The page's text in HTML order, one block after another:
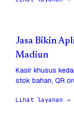
Jasa Bikin
Madiun
Kasir khusus
stok bahan, QR
Lihat layanan →